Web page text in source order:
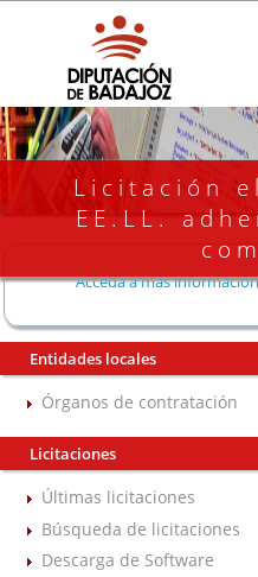
Licitación
EE.LL.
Acceda a más
Entidades locales
Órganos de contratación
Licitaciones
Últimas licitaciones
Búsqueda de licitaciones
Descarga de Software